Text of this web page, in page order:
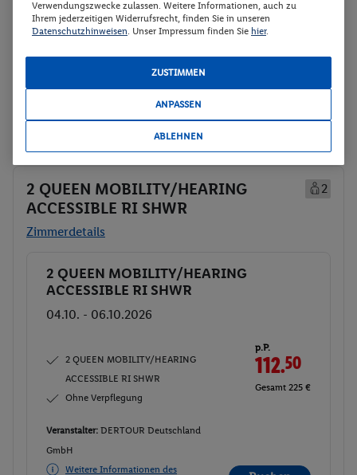
Veranstalter:DERTOUR Deutschland
Weitere Informationen des
6 weitere Angebote anzeigen
2 QUEEN MOBILITY/HEARING
ACCESSIBLE RI SHWR
2
Zimmerdetails
Buchen
2 QUEEN MOBILITY/HEARING
ACCESSIBLE RI SHWR
04.10. - 06.10.2026
2 QUEEN MOBILITY/HEARING
ACCESSIBLE RI SHWR
Ohne Verpflegung
p.P.
112.50
Gesamt 225 €
Veranstalter: DERTOUR Deutschland
GmbH
Weitere Informationen des
Verwendungszwecke zulassen. Weitere Informationen, auch zu
Ihrem jederzeitigen Widerrufsrecht, finden Sie in unseren
Datenschutzhinweisen. Unser Impressum finden Sie hier.
ZUSTIMMEN
ANPASSEN
ABLEHNEN